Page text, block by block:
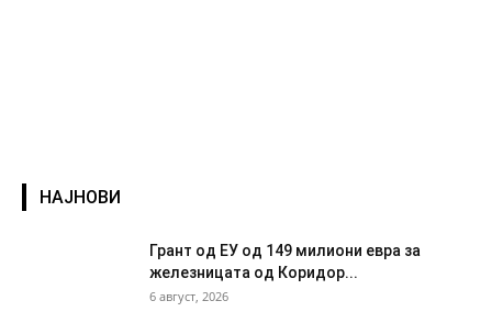
НАЈНОВИ
Грант од ЕУ од 149 милиони евра за
железницата од Коридор...
6 август, 2026